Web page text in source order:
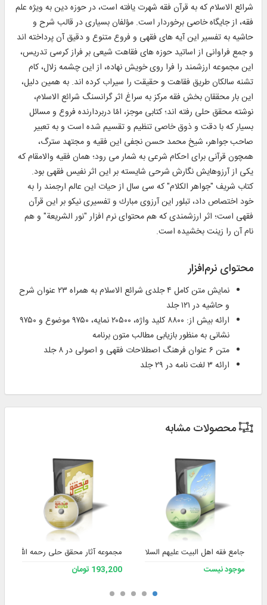
شرائع الاسلام كه به قرآن فقه شهرت يافته است، در حوزه دين به‏ ويژه علم
فقه، از جايگاه خاصى برخوردار است. مؤلفان بسيارى در قالب شرح و
حاشيه به تفسير اين آيه‏ هاى فقهى و فروع متنوع و دقيق آن پرداخته ‏اند
و جمع فراوانى از اساتيد حوزه‏ هاى فقاهت شيعى بر فراز كرسى تدريس،
اين مجموعه ارزشمند را فرا روى خويش نهاده، از اين چشمه زلال، كام
تشنه سالكان طريق فقاهت و حقيقت را سيراب كرده ‏اند. به همين دليل،
اين بار محققان بخش فقه مركز به سراغ اثر گرانسنگ شرائع الاسلام،
نوشته محقق حلى رفته ‏اند؛ كتابى موجز، امّا دربردارنده فروع و مسائل
بسيار كه با دقت و ذوق خاصى تنظيم و تقسيم شده است و به تعبير
صاحب جواهر، شيخ محمد حسن نجفى اين فقيه و مجتهد سترگ،
همچون قرآنى براى احكام شرعى به شمار مى‏ رود؛ همان فقيه والامقام كه
يكى از آرزوهايش نگارش شرحى شايسته بر اين اثر نفيس فقهى بود.
كتاب شريف "جواهر الكلام" كه سى سال از حيات اين عالم ارجمند را به
خود اختصاص داد، تبلور اين آرزوى مبارك و تفسيرى نيكو بر اين قرآن
فقهى است؛ اثر ارزشمندى كه هم محتواى نرم‏ افزار "نور الشريعة" و هم
نام آن را زينت بخشيده است.
محتوای نرم‌افزار
نمایش متن کامل ۴ جلدی شرائع الاسلام به همراه ۲۳ عنوان شرح
و حاشیه در ۱۲۱ جلد
ارائه بیش از: ۸۸۰۰ کلید واژه، ۲۰۵۰۰ نمایه، ۹۷۵۰ موضوع و ۹۷۵۰
نشانی به منظور بازیابی مطالب متون برنامه
متن ۶ عنوان فرهنگ اصطلاحات فقهی و اصولی در ۸ جلد
ارائه ۳ لغت نامه در ۲۹ جلد
محصولات مشابه
جامع فقه اهل البیت علیهم السلام ۲
موجود نیست
مجموعه آثار محقق حلی رحمه الله
193,200 تومان